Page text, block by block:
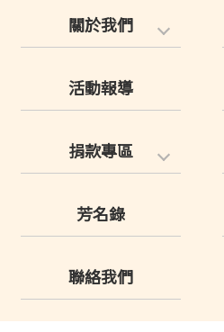
關於我們
活動報導
捐款專區
芳名錄
聯絡我們